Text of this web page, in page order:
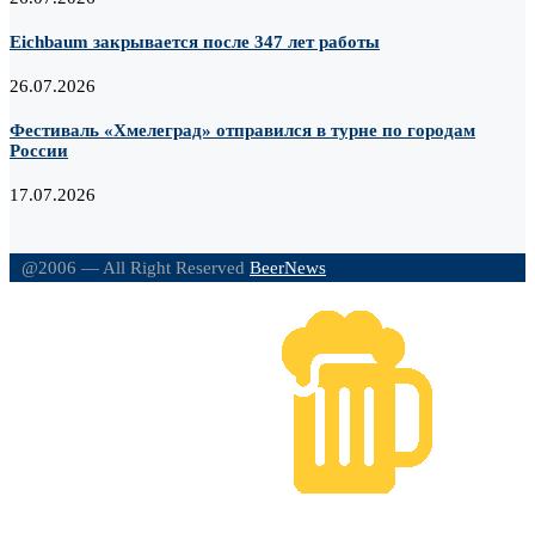
Eichbaum закрывается после 347 лет работы
26.07.2026
Фестиваль «Хмелеград» отправился в турне по городам
России
17.07.2026
@2006 — All Right Reserved BeerNews